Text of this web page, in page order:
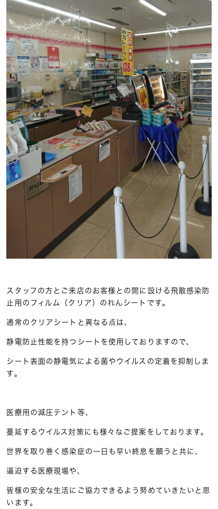
スタッフの方とご来店のお客様との間に設ける飛散感染防
止用のフィルム（クリア）のれんシートです。
通常のクリアシートと異なる点は、
静電防止性能を持つシートを使用しておりますので、
シート表面の静電気による菌やウイルスの定着を抑制しま
す。
医療用の減圧テント等、
蔓延するウイルス対策にも様々なご提案をしております。
世界を取り巻く感染症の一日も早い終息を願うと共に、
逼迫する医療現場や、
皆様の安全な生活にご協力できるよう努めていきたいと思
います。